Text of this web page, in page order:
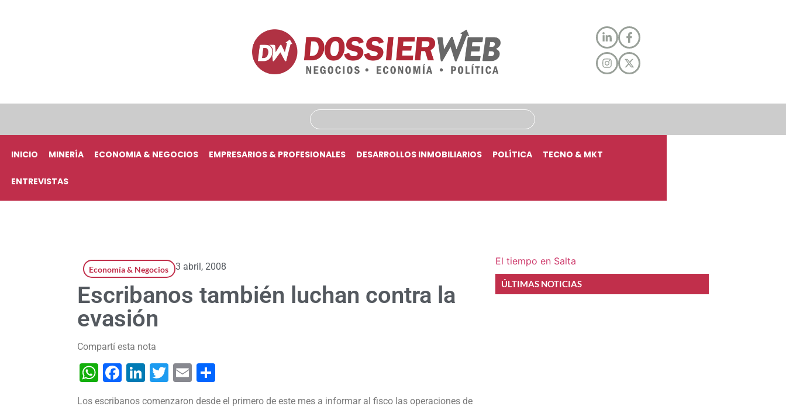
INICIO MINERÍA ECONOMIA & NEGOCIOS EMPRESARIOS & PROFESIONALES DESARROLLOS INMOBILIARIOS POLÍTICA TECNO & MKT
ENTREVISTAS
Economía & Negocios 3 abril, 2008
Escribanos también luchan contra la
evasión
Compartí esta nota
WhatsApp
Facebook
LinkedIn
Twitter
Email
Los escribanos comenzaron desde el primero de este mes a informar al fisco las operaciones de
El tiempo en Salta
ÚLTIMAS NOTICIAS